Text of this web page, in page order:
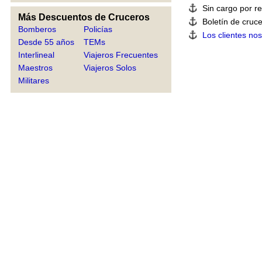
Más Descuentos de Cruceros
Bomberos
Desde 55 años
Interlineal
Maestros
Militares
Policías
TEMs
Viajeros Frecuentes
Viajeros Solos
Sin cargo por
Boletín de
Los clientes